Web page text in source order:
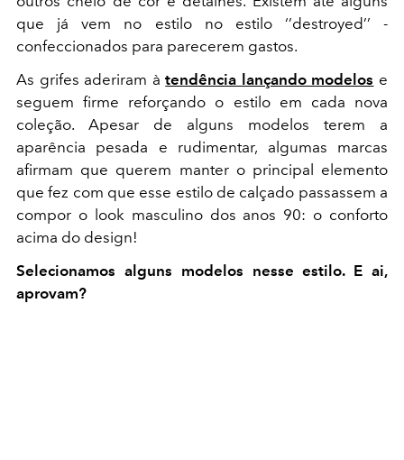
que já vem no estilo no estilo ‘’destroyed’’ -
confeccionados para parecerem gastos.
As grifes aderiram àtendência lançando modelos e
seguem firme reforçando o estilo em cada nova
coleção. Apesar de alguns modelos terem a
aparência pesada e rudimentar, algumas marcas
afirmam que querem manter o principal elemento
que fez com que esse estilo de calçado passassem a
compor o look masculino dos anos 90: o conforto
acima do design!
Selecionamos alguns modelos nesse estilo. E ai,
aprovam?